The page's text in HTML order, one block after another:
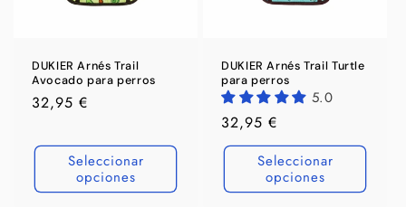
DUKIER Arnés Trail
Avocado para perros
Precio
32,95 €
Seleccionar
opciones
DUKIER Arnés Trail Turtle
para perros
5.0
Precio
habitual
32,95 €
Seleccionar
opciones